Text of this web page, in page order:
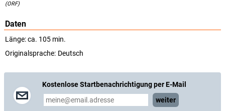
(ORF)
Daten
Länge: ca. 105 min.
Originalsprache: Deutsch
Kostenlose Startbenachrichtigung per E-Mail
weiter